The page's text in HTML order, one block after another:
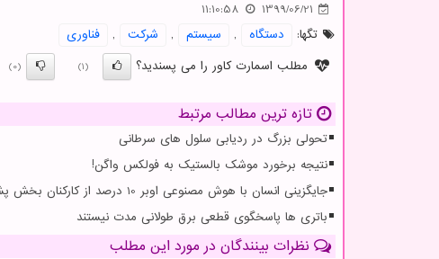
1399/06/21
11:10:58
تگها:
دستگاه , سیستم , شركت ,
فناوری
مطلب اسمارت کاور را می پسندید؟
(1)
(0)
تازه ترین مطالب مرتبط
تحولی بزرگ در ردیابی سلول های سرطانی
نتیجه برخورد موشک بالستیک به فولکس واگن!
جایگزینی انسان با هوش مصنوعی اوبر 10 درصد از کارکنان بخش پشتیبانی خویش را تعدیل کرد
باتری ها پاسخگوی قطعی برق طولانی مدت نیستند
نظرات بینندگان در مورد این مطلب